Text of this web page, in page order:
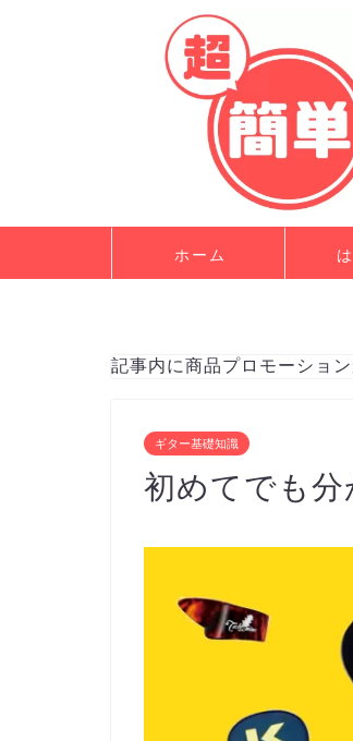
ホーム
記事内に商品プロモーショ
ギター基礎知識
初めてでも分